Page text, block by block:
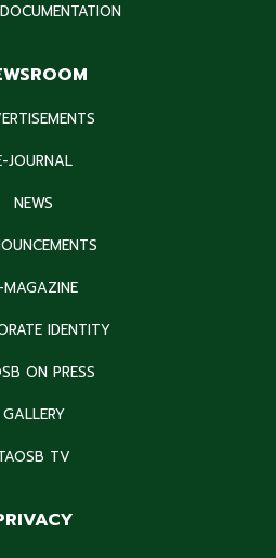
JOURNAL
NEWS
MAGAZINE
IDENTITY
ON PRESS
GALLERY
TV